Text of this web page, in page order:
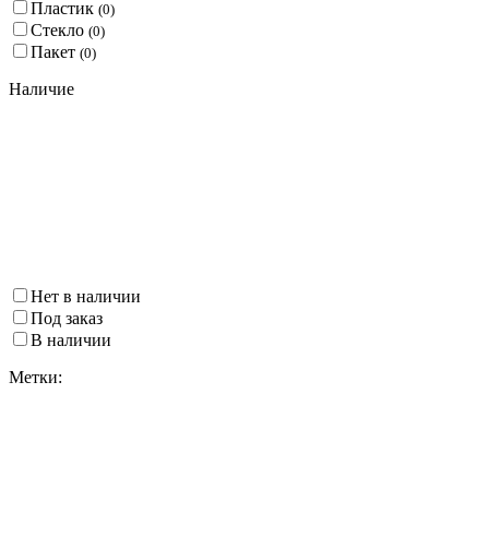
Пластик (0)
Стекло (0)
Пакет (0)
Наличие
Нет в наличии
Под заказ
В наличии
Метки: